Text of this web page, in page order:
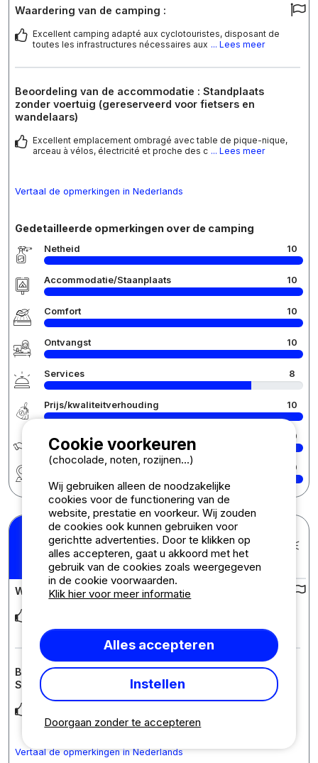
Waardering van de camping :
Excellent camping adapté aux cyclotouristes, disposant de
toutes les infrastructures nécessaires aux ... Lees meer
Beoordeling van de accommodatie : Standplaats
zonder voertuig (gereserveerd voor fietsers en
wandelaars)
Excellent emplacement ombragé avec table de pique-nique,
arceau à vélos, électricité et proche des c ... Lees meer
Vertaal de opmerkingen in Nederlands
Gedetailleerde opmerkingen over de camping
Netheid 10
Accommodatie/Staanplaats 10
Comfort 10
Ontvangst 10
Services 8
Prijs/kwaliteitverhouding 10
Écologie développement durable 10
Regio 10
/10
Richard F.
Gepubliceerd op 28-06-2026
Verblijf : 23/06/2026 -
24/06/2026
Waardering van de camping :
Beoordeling van de accommodatie : Stacaravan
Standaard 2 slaapkamers
Vertaal de opmerkingen in Nederlands
Doorgaan zonder te accepteren
Cookie voorkeuren
(chocolade, noten, rozijnen...)
Wij gebruiken alleen de noodzakelijke
cookies voor de functionering van de
website, prestatie en voorkeur. Wij zouden
de cookies ook kunnen gebruiken voor
gerichtte advertenties. Door te klikken op
alles accepteren, gaat u akkoord met het
gebruik van de cookies zoals weergegeven
in de cookie voorwaarden.
Klik hier voor meer informatie
Alles accepteren
Instellen